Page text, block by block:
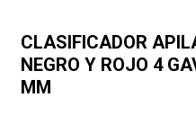
CLASIFICADOR
NEGRO Y ROJO 4
MM